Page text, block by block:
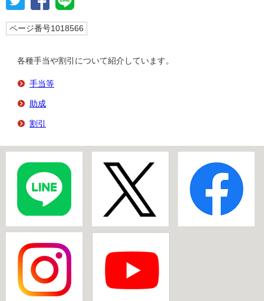
ページ番号1018566
各種手当や割引について紹介しています。
手当等
助成
割引